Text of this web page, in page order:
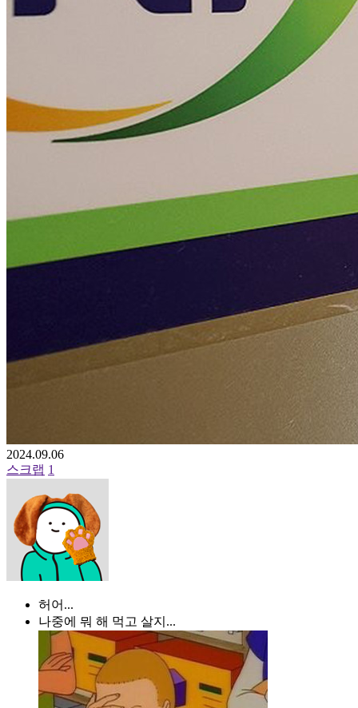
2024.09.06
스크랩 1
허어...
나중에 뭐 해 먹고 살지...